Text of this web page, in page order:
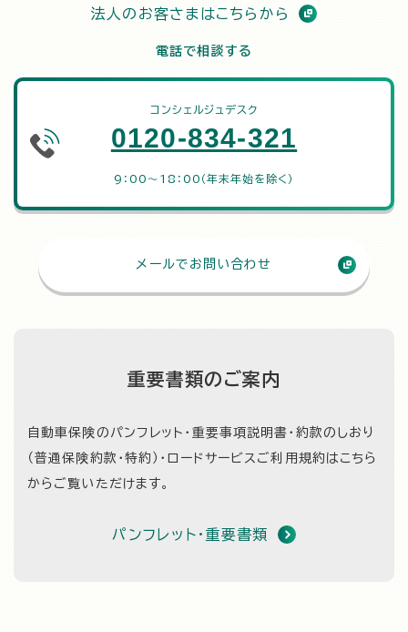
法人のお客さまはこちらから
電話で相談する
コンシェルジュデスク
0120-834-321
9：00～18：00（年末年始を除く）
メールでお問い合わせ
重要書類のご案内
自動車保険のパンフレット・重要事項説明書・約款のしおり
（普通保険約款・特約）・ ロードサービスご利用規約はこちら
からご覧いただけます。
パンフレット・重要書類